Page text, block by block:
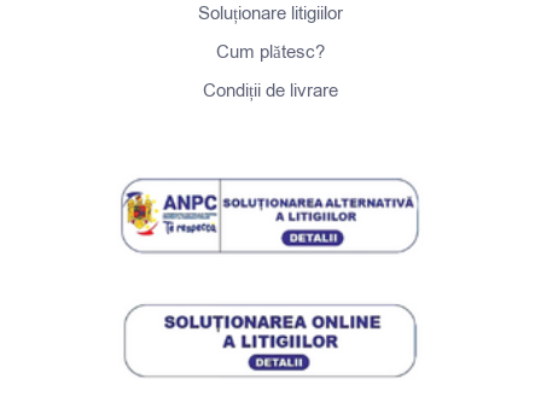
Soluționare litigiilor
Cum plătesc?
Condiții de livrare